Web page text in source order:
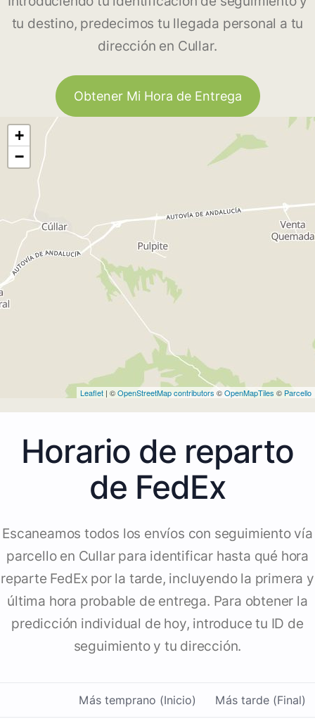
tu destino, predecimos tu llegada personal a tu
dirección en Cullar.
Obtener Mi Hora de Entrega
+
−
Leaflet | ©OpenStreetMap contributors ©OpenMapTiles © Parcello
Horario de reparto
de FedEx
Escaneamos todos los envíos con seguimiento vía
parcello en Cullar para identificar hasta qué hora
reparte FedEx por la tarde, incluyendo la primera y
última hora probable de entrega. Para obtener la
predicción individual de hoy, introduce tu ID de
seguimiento y tu dirección.
Más temprano (Inicio) Más tarde (Final)